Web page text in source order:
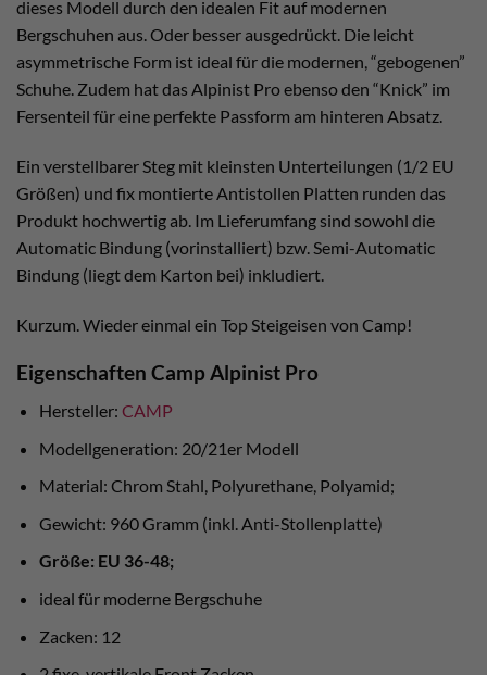
dieses Modell durch den idealen Fit auf modernen
Bergschuhen aus. Oder besser ausgedrückt. Die leicht
asymmetrische Form ist ideal für die modernen, “gebogenen”
Schuhe. Zudem hat das Alpinist Pro ebenso den “Knick” im
Fersenteil für eine perfekte Passform am hinteren Absatz.
Ein verstellbarer Steg mit kleinsten Unterteilungen (1/2 EU
Größen) und fix montierte Antistollen Platten runden das
Produkt hochwertig ab. Im Lieferumfang sind sowohl die
Automatic Bindung (vorinstalliert) bzw. Semi-Automatic
Bindung (liegt dem Karton bei) inkludiert.
Kurzum. Wieder einmal ein Top Steigeisen von Camp!
Eigenschaften Camp Alpinist Pro
Hersteller: CAMP
Modellgeneration: 20/21er Modell
Material: Chrom Stahl, Polyurethane, Polyamid;
Gewicht: 960 Gramm (inkl. Anti-Stollenplatte)
Größe: EU 36-48;
ideal für moderne Bergschuhe
Zacken: 12